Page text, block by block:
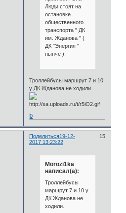
Люди стоят на
остановке
общественного
транспорта " ДК
им. Жданова " (
ДК "Энергия "
нынче ).
Троллейбусы маршрут 7 и 10
у ДК Жданова не ходили.
0
Поделиться 15
19-12-
2017 13:23:22
Morozi1ka
написал(а):
Троллейбусы
маршрут 7 и 10 у
ДК Жданова не
ходили.